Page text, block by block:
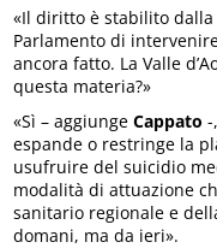
«Il diritto è stabilito dalla
Parlamento di
ancora fatto. La Valle
questa materia?»
«Sì – aggiunge Cappato -
espande o restringe la
usufruire del suicidio
modalità di attuazione
sanitario regionale e
domani, ma da ieri».